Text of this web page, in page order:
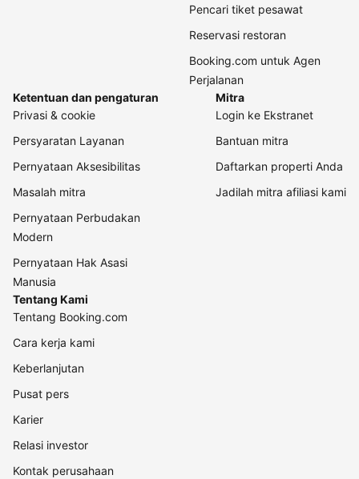
Pencari tiket pesawat
Reservasi restoran
Booking.com untuk Agen
Perjalanan
Ketentuan dan pengaturan
Privasi & cookie
Persyaratan Layanan
Pernyataan Aksesibilitas
Masalah mitra
Pernyataan Perbudakan
Modern
Pernyataan Hak Asasi
Manusia
Mitra
Login ke Ekstranet
Bantuan mitra
Daftarkan properti Anda
Jadilah mitra afiliasi kami
Tentang Kami
Tentang Booking.com
Cara kerja kami
Keberlanjutan
Pusat pers
Karier
Relasi investor
Kontak perusahaan